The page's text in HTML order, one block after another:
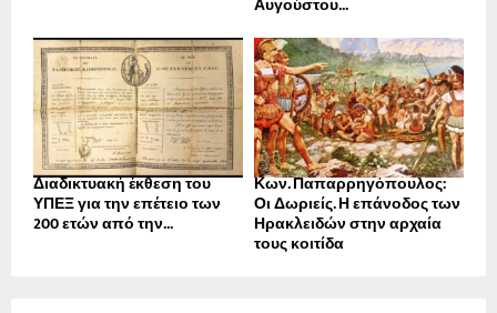
Αυγούστου...
Διαδικτυακή έκθεση του
ΥΠΕΞ για την επέτειο των
200 ετών από την...
Κων. Παπαρρηγόπουλος:
Οι Δωριείς. Η επάνοδος των
Ηρακλειδών στην αρχαία
τους κοιτίδα